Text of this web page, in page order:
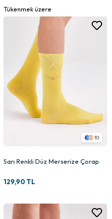
Tükenmek üzere
10
Sarı Renkli Düz Merserize Çorap
129,90 TL